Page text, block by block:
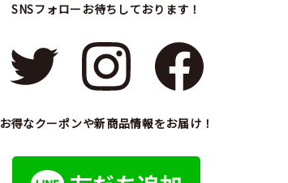
SNSフォローお待ちしております！
お得なクーポンや新商品情報をお届け！